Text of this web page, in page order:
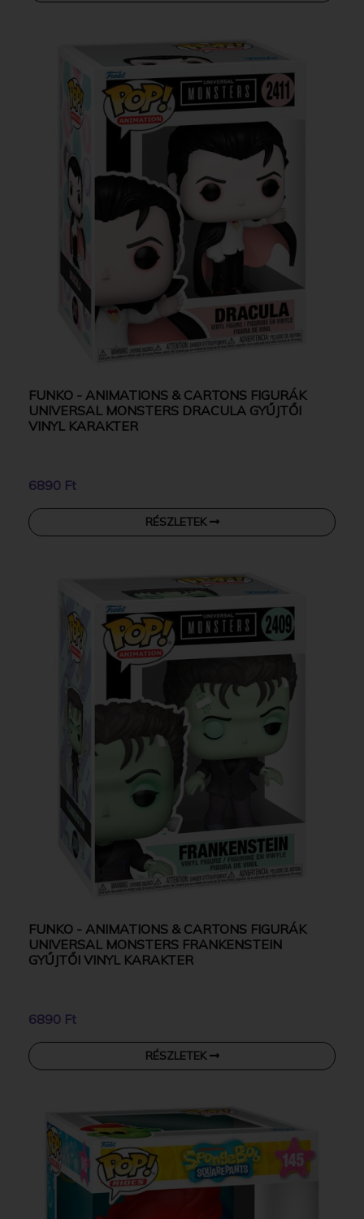
FUNKO - ANIMATIONS & CARTONS FIGURÁK
UNIVERSAL MONSTERS DRACULA GYŰJTŐI
VINYL KARAKTER
6890 Ft
RÉSZLETEK
FUNKO - ANIMATIONS & CARTONS FIGURÁK
UNIVERSAL MONSTERS FRANKENSTEIN
GYŰJTŐI VINYL KARAKTER
6890 Ft
RÉSZLETEK